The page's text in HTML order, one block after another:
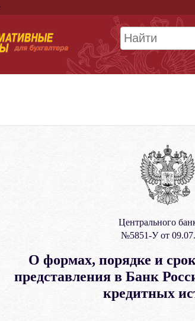
Центрального
№5851-У от
О формах, порядке и
представления в Банк
кредитных